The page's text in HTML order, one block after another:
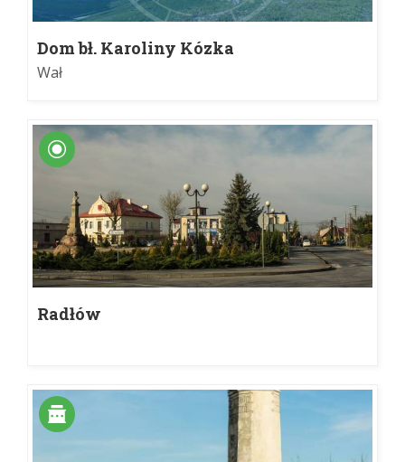
Dom bł. Karoliny Kózka
Wał
Radłów